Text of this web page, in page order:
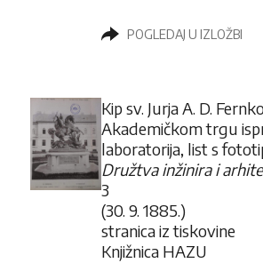
POGLEDAJ U IZLOŽBI
Kip sv. Jurja A. D.
Akademičkom trgu
laboratorija, list s
Družtva inžinira i
3
(30. 9. 1885.)
stranica iz tiskovine
Knjižnica HAZU